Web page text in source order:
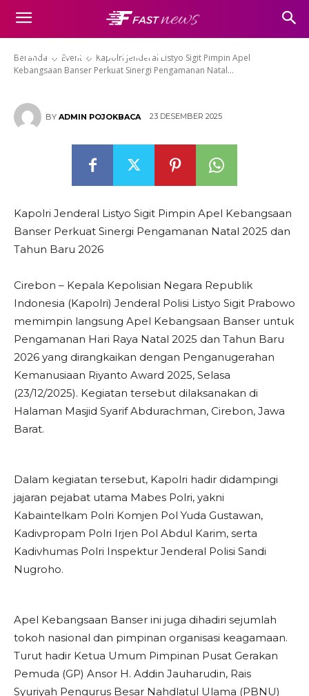
Beranda Event
Kapolri Jenderal Listyo Sigit Pimpin Apel
Kebangsaan Banser Perkuat Sinergi Pengamanan Natal...
Banser Perkuat Sinergi
Pengamanan Natal 2025 dan
Tahun Baru 2026
BY ADMIN POJOKBACA 23 DESEMBER 2025
Kapolri Jenderal Listyo Sigit Pimpin Apel Kebangsaan
Banser Perkuat Sinergi Pengamanan Natal 2025 dan
Tahun Baru 2026
Cirebon – Kepala Kepolisian Negara Republik
Indonesia (Kapolri) Jenderal Polisi Listyo Sigit Prabowo
memimpin langsung Apel Kebangsaan Banser untuk
Pengamanan Hari Raya Natal 2025 dan Tahun Baru
2026 yang dirangkaikan dengan Penganugerahan
Kemanusiaan Riyanto Award 2025, Selasa
(23/12/2025). Kegiatan tersebut dilaksanakan di
Halaman Masjid Syarif Abdurachman, Cirebon, Jawa
Barat.
Dalam kegiatan tersebut, Kapolri hadir didampingi
jajaran pejabat utama Mabes Polri, yakni
Kabaintelkam Polri Komjen Pol Yuda Gustawan,
Kadivpropam Polri Irjen Pol Abdul Karim, serta
Kadivhumas Polri Inspektur Jenderal Polisi Sandi
Nugroho.
Apel Kebangsaan Banser ini juga dihadiri sejumlah
tokoh nasional dan pimpinan organisasi keagamaan.
Turut hadir Ketua Umum Pimpinan Pusat Gerakan
Pemuda (GP) Ansor H. Addin Jauharudin, Rais
Syuriyah Pengurus Besar Nahdlatul Ulama (PBNU)